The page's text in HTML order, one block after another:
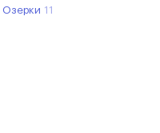
Озерки 11